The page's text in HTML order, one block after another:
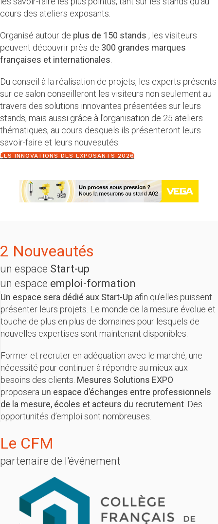
cours des ateliers exposants.
Organisé autour de plus de 150 stands , les visiteurs
peuvent découvrir près de 300 grandes marques
françaises et internationales
Du conseil à la réalisation de projets, les experts présents
sur ce salon conseilleront les visiteurs non seulement au
travers des solutions innovantes présentées sur leurs
stands, mais aussi grâce à l'organisation de 25 ateliers
thématiques, au cours desquels ils présenteront leurs
savoir-faire et leurs nouveautés.
LES INNOVATIONS DES EXPOSANTS 2026
2 Nouveautés
un espace Start-up
un espace emploi-formation
Un espace sera dédié aux Start-Up afin qu’elles puissent
présenter leurs projets. Le monde de la mesure évolue et
touche de plus en plus de domaines pour lesquels de
nouvelles expertises sont maintenant disponibles.
Former et recruter en adéquation avec le marché, une
nécessité pour continuer à répondre au mieux aux
besoins des clients. Mesures Solutions EXPO
proposera un espace d’échanges entre professionnels
de la mesure, écoles et acteurs du recrutement . Des
opportunités d’emploi sont nombreuses.
Le CFM
partenaire de l'événement